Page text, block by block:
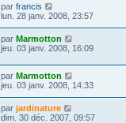
par francis
lun. 28 janv. 2008, 23:57
par Marmotton
jeu. 03 janv. 2008, 16:09
par Marmotton
jeu. 03 janv. 2008, 14:33
par jardinature
dim. 30 déc. 2007, 09:57